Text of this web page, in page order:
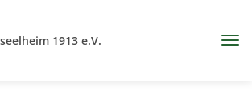
1913 e.V.